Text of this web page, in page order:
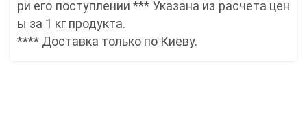
ри его поступлении *** Указана из расчета цен
ы за 1 кг продукта.
**** Доставка только по Киеву.